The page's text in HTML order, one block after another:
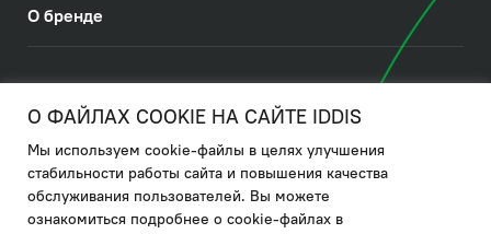
О бренде
Политика в отношении использования файлов cookies
Политика обработки ПДн
О ФАЙЛАХ COOKIE НА САЙТЕ IDDIS
Мы используем cookie-файлы в целях улучшения
стабильности работы сайта и повышения качества
обслуживания пользователей. Вы можете
ознакомиться подробнее о cookie-файлах в